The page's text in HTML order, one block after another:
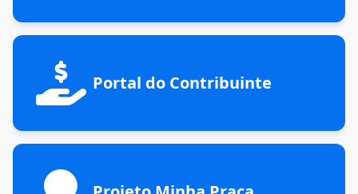
Portal do Contribuinte